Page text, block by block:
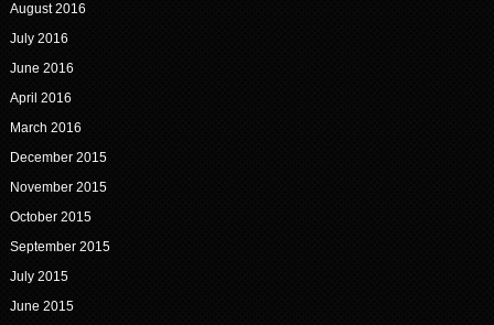
August 2016
July 2016
June 2016
April 2016
March 2016
December 2015
November 2015
October 2015
September 2015
July 2015
June 2015